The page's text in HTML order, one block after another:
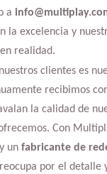
a
la excelencia y
realidad.
clientes es
recibimos
la calidad de
Con
un fabricante de
por el detalle